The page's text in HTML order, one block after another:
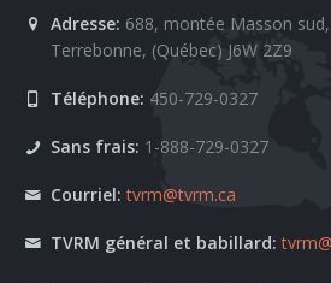
Adresse: 688, montée Masson sud,
Terrebonne, (Québec) J6W 2Z9
Téléphone: 450-729-0327
Sans frais: 1-888-729-0327
Courriel: tvrm@tvrm.ca
TVRM général et babillard: